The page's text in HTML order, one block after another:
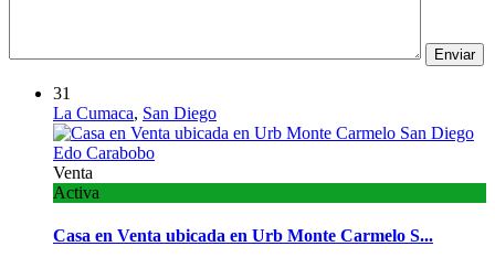
31
La Cumaca, San Diego
Venta
Activa
Casa en Venta ubicada en Urb Monte Carmelo S...